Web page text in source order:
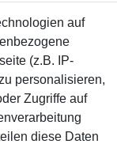
auf
(z.B. IP-
personalisieren,
Zugriffe auf
diese Daten